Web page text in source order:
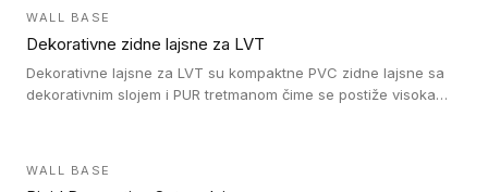
WALL BASE
Dekorativne zidne lajsne za LVT
Dekorativne lajsne za LVT su kompaktne PVC zidne lajsne sa
dekorativnim slojem i PUR tretmanom čime se postiže visoka
WALL BASE